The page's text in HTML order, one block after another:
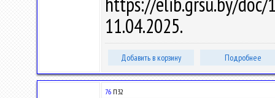
11.04.2025.
Добавить в корзину Подробнее
76 П32